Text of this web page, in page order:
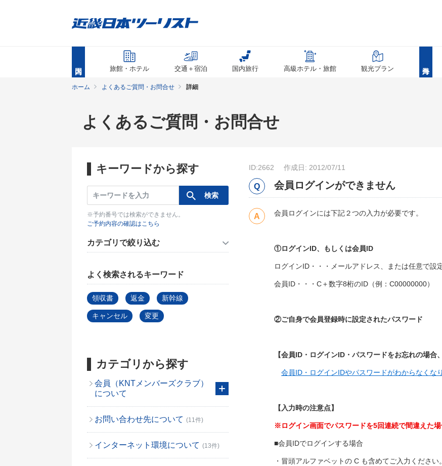
旅館・ホテル 交通＋宿泊 国内旅行 高級ホテル・旅館 観光プラン
ホーム よくあるご質問・お問合せ 詳細
よくあるご質問・お問合せ
キーワードから探す
※予約番号では検索ができません。
ご予約内容の確認はこちら
カテゴリで絞り込む
よく検索されるキーワード
領収書 返金 新幹線
キャンセル 変更
カテゴリから探す
会員（KNTメンバーズクラブ）
について
お問い合わせ先について (11件)
インターネット環境について (13件)
ID:2662 作成日: 2012/07/11
会員ログインができません
会員ログインには下記２つの入力が必要です。
①ログインID、もしくは会員ID
ログインID・・・メールアドレス、または任意で設
会員ID・・・C＋数字8桁のID（例：C00000000）
②ご自身で会員登録時に設定されたパスワード
【会員ID・ログインID・パスワードをお忘れの場合
会員ID・ログインIDやパスワードがわからなくな
【入力時の注意点】
※ログイン画面でパスワードを5回連続で間違えた
■会員IDでログインする場合
・冒頭アルファベットの C も含めてご入力ください。